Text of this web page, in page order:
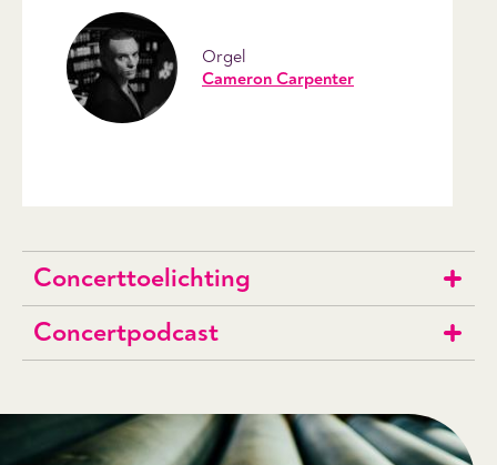
Orgel
Cameron Carpenter
Concerttoelichting
Concertpodcast